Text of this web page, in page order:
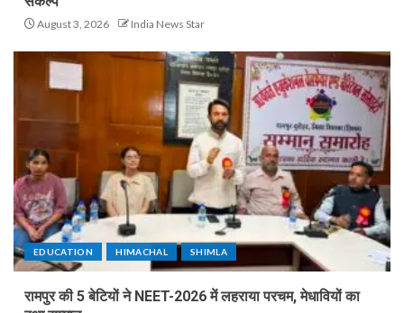
August 3, 2026 India News Star
EDUCATION HIMACHAL SHIMLA
रामपुर की 5 बेटियों ने NEET-2026 में लहराया परचम, मेधावियों का